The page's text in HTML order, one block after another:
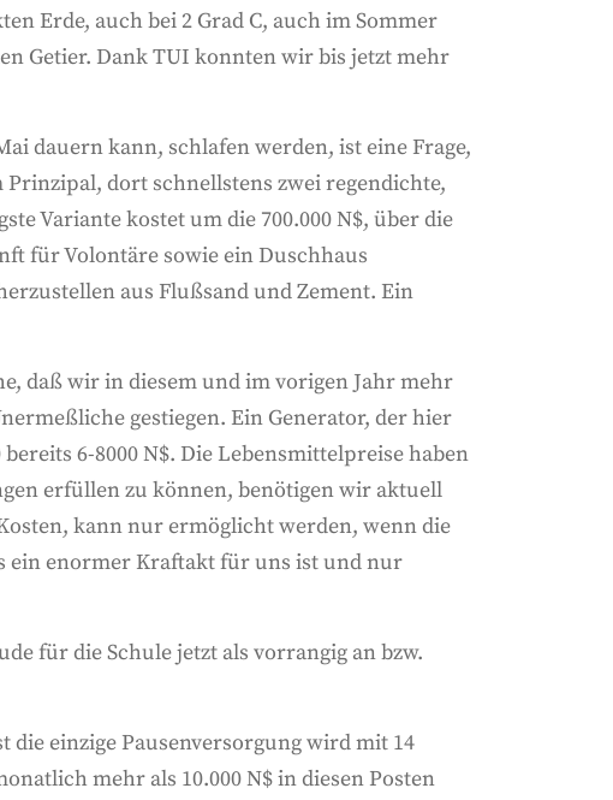
Erde, auch bei 2 Grad C, auch im Sommer
Getier. Dank TUI konnten wir bis jetzt mehr
dauern kann, schlafen werden, ist eine Frage,
dort schnellstens zwei regendichte,
Variante kostet um die 700.000 N$, über die
für Volontäre sowie ein Duschhaus
aus Flußsand und Zement. Ein
daß wir in diesem und im vorigen Jahr mehr
gestiegen. Ein Generator, der hier
6-8000 N$. Die Lebensmittelpreise haben
erfüllen zu können, benötigen wir aktuell
kann nur ermöglicht werden, wenn die
ein enormer Kraftakt für uns ist und nur
für die Schule jetzt als vorrangig an bzw.
einzige Pausenversorgung wird mit 14
mehr als 10.000 N$ in diesen Posten